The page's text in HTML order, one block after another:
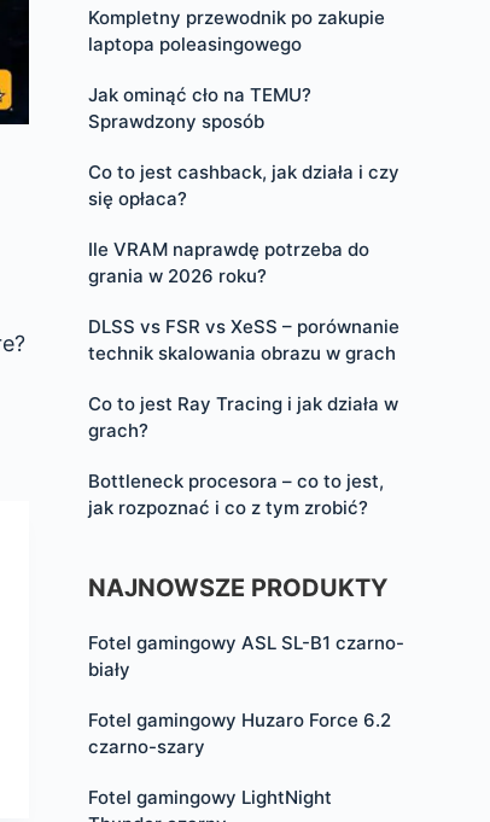
Kompletny przewodnik po zakupie
laptopa poleasingowego
Jak ominąć cło na TEMU?
Sprawdzony sposób
Co to jest cashback, jak działa i czy
się opłaca?
Ile VRAM naprawdę potrzeba do
grania w 2026 roku?
DLSS vs FSR vs XeSS – porównanie
technik skalowania obrazu w grach
Co to jest Ray Tracing i jak działa w
grach?
Bottleneck procesora – co to jest,
jak rozpoznać i co z tym zrobić?
NAJNOWSZE PRODUKTY
Fotel gamingowy ASL SL-B1 czarno-
biały
Fotel gamingowy Huzaro Force 6.2
czarno-szary
Fotel gamingowy LightNight